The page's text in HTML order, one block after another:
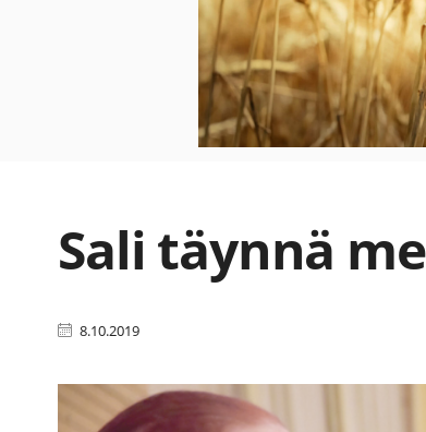
Sali täynnä
8.10.2019